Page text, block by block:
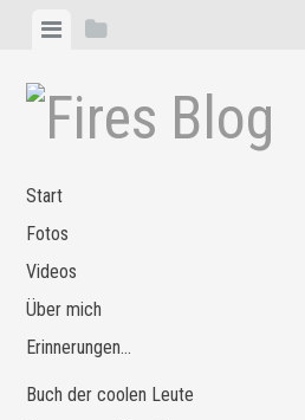
Zum
springen
MenüSeitenleiste
Start
Fotos
Videos
Über mich
Erinnerungen…
Buch der coolen Leute